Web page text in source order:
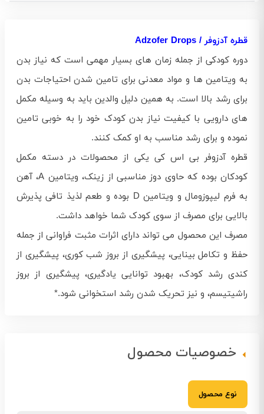
قطره آدزوفر / Adzofer Drops
دوره کودکی از جمله زمان های بسیار مهمی است که نیاز بدن
به ویتامین ها و مواد معدنی برای تامین شدن احتیاجات بدن
برای رشد بالا است. به همین دلیل والدین باید به وسیله مکمل
های دارویی با کیفیت نیاز بدن کودک خود را به خوبی تامین
نموده و برای رشد مناسب به او کمک کنند.
قطره آدزوفر بی اس کی یکی از محصولات در دسته مکمل
کودکان بوده که حاوی دوز مناسبی از زینک، ویتامین A، آهن
به فرم لیپوزومال و ویتامین D بوده و طعم لذیذ تافی پذیرش
بالایی برای مصرف از سوی کودک شما خواهد داشت.
مصرف این محصول می تواند دارای اثرات مثبت فراوانی از جمله
حفظ و تکامل بینایی، پیشگیری از بروز شب کوری، پیشگیری از
کندی رشد کودک، بهبود توانایی یادگیری، پیشگیری از بروز
راشیتیسم، و نیز تحریک شدن رشد استخوانی شود.*
خصوصیات محصول
نوع محصول